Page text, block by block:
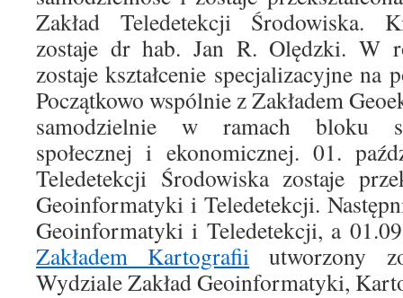
Zakład Teledetekcji Środowiska.
zostaje dr hab. Jan R. Olędzki. W
zostaje kształcenie specjalizacyjne na
Początkowo wspólnie z Zakładem
samodzielnie w ramach bloku
społecznej i ekonomicznej. 01.
Teledetekcji Środowiska zostaje
Geoinformatyki i Teledetekcji.
Geoinformatyki i Teledetekcji, a
Zakładem Kartografii utworzony
Wydziale Zakład Geoinformatyki,